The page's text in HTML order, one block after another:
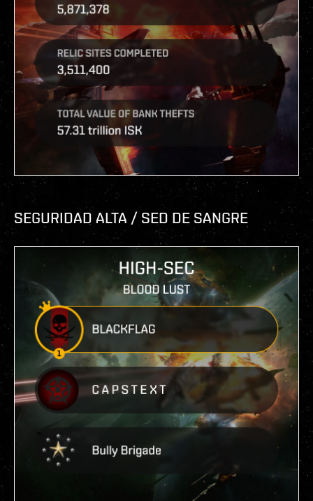
SEGURIDAD ALTA / SED DE SANGRE